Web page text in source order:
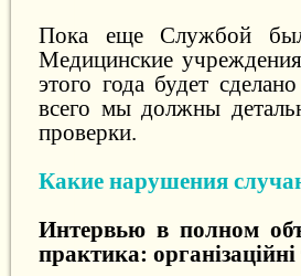
Пока еще Службой
Медицинские
этого года будет
всего мы должны
проверки.
Какие нарушения
Интервью в полном
практика: